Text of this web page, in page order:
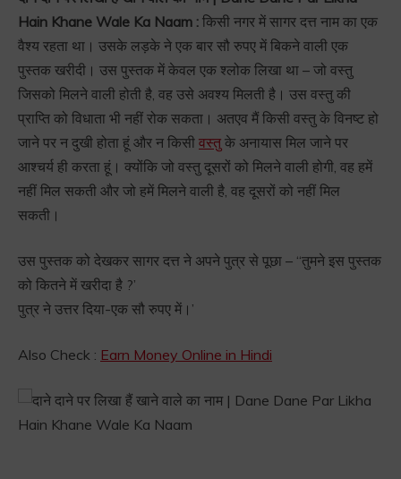
Hain Khane Wale Ka Naam : किसी नगर में सागर दत्त नाम का एक
वैश्य रहता था। उसके लड़के ने एक बार सौ रुपए में बिकने वाली एक
पुस्तक खरीदी। उस पुस्तक में केवल एक श्लोक लिखा था – जो वस्तु
जिसको मिलने वाली होती है, वह उसे अवश्य मिलती है। उस वस्तु की
प्राप्ति को विधाता भी नहीं रोक सकता। अतएव मैं किसी वस्तु के विनष्ट हो
जाने पर न दुखी होता हूं और न किसी वस्तु के अनायास मिल जाने पर
आश्चर्य ही करता हूं। क्योंकि जो वस्तु दूसरों को मिलने वाली होगी, वह हमें
नहीं मिल सकती और जो हमें मिलने वाली है, वह दूसरों को नहीं मिल
सकती।
उस पुस्तक को देखकर सागर दत्त ने अपने पुत्र से पूछा – “तुमने इस पुस्तक
को कितने में खरीदा है ?’
पुत्र ने उत्तर दिया-एक सौ रुपए में।’
Also Check : Earn Money Online in Hindi